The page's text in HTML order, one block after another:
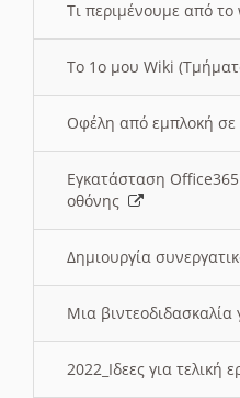
Τι περιμένουμε από το
Το 1ο μου Wiki
Οφέλη από εμπλοκή σε
Εγκατάσταση
οθόνης
Δημιουργία
Μια
2022_Ιδεες για τελική